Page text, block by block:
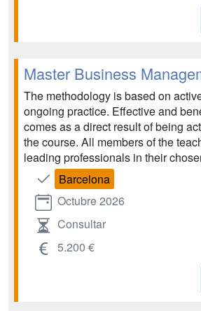
Master Business
The methodology is based on
ongoing practice. Effective and
comes as a direct result of being
the course. All members of the
leading professionals in their
Barcelona
Octubre 2026
Consultar
5.200 €